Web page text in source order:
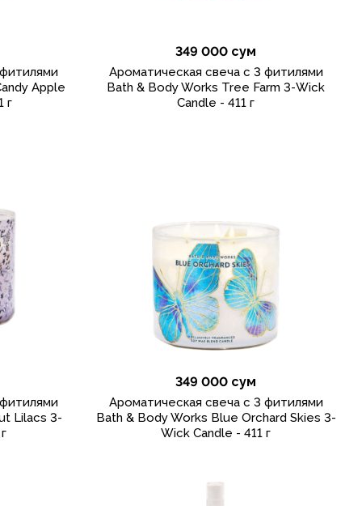
Apple
г
349 000 сум
Ароматическая свеча с 3 фитилями
Bath & Body Works Tree Farm 3-Wick
Candle - 411 г
Lilacs 3-
349 000 сум
Ароматическая свеча с 3 фитилями
Bath & Body Works Blue Orchard Skies 3-
Wick Candle - 411 г